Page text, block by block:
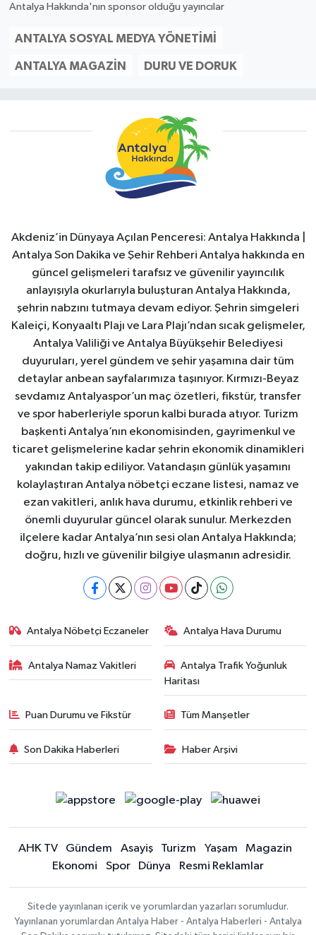
Antalya Hakkında'nın sponsor olduğu yayıncılar
ANTALYA SOSYAL MEDYA YÖNETIMI
ANTALYA MAGAZIN DURU VE DORUK
Akdeniz’in Dünyaya Açılan Penceresi: Antalya Hakkında |
Antalya Son Dakika ve Şehir Rehberi Antalya hakkında en
güncel gelişmeleri tarafsız ve güvenilir yayıncılık
anlayışıyla okurlarıyla buluşturan Antalya Hakkında,
şehrin nabzını tutmaya devam ediyor. Şehrin simgeleri
Kaleiçi, Konyaaltı Plajı ve Lara Plajı’ndan sıcak gelişmeler,
Antalya Valiliği ve Antalya Büyükşehir Belediyesi
duyuruları, yerel gündem ve şehir yaşamına dair tüm
detaylar anbean sayfalarımıza taşınıyor. Kırmızı-Beyaz
sevdamız Antalyaspor’un maç özetleri, fikstür, transfer
ve spor haberleriyle sporun kalbi burada atıyor. Turizm
başkenti Antalya’nın ekonomisinden, gayrimenkul ve
ticaret gelişmelerine kadar şehrin ekonomik dinamikleri
yakından takip ediliyor. Vatandaşın günlük yaşamını
kolaylaştıran Antalya nöbetçi eczane listesi, namaz ve
ezan vakitleri, anlık hava durumu, etkinlik rehberi ve
önemli duyurular güncel olarak sunulur. Merkezden
ilçelere kadar Antalya’nın sesi olan Antalya Hakkında;
doğru, hızlı ve güvenilir bilgiye ulaşmanın adresidir.
Antalya Nöbetçi Eczaneler Antalya Hava Durumu
Antalya Namaz Vakitleri
Antalya Trafik Yoğunluk
Haritası
Puan Durumu ve Fikstür Tüm Manşetler
Son Dakika Haberleri Haber Arşivi
AHK TV Gündem Asayiş Turizm Yaşam
Magazin
Ekonomi
Spor Dünya Resmi Reklamlar
Sitede yayınlanan içerik ve yorumlardan yazarları sorumludur.
Yayınlanan yorumlardan Antalya Haber - Antalya Haberleri - Antalya